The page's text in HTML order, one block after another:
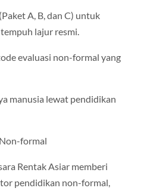
A, B, dan C) untuk
lajur resmi.
evaluasi non-formal yang
manusia lewat pendidikan
formal
Rentak Asiar memberi
pendidikan non-formal,